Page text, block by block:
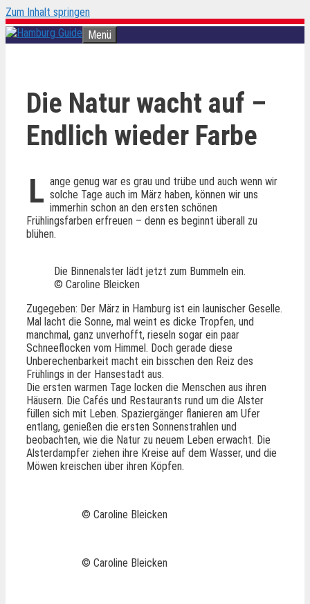
Zum Inhalt springen
Menü
Die Natur wacht auf –
Endlich wieder Farbe
L ange genug war es grau und trübe und auch wenn wir
solche Tage auch im März haben, können wir uns
immerhin schon an den ersten schönen
Frühlingsfarben erfreuen – denn es beginnt überall zu
blühen.
Die Binnenalster lädt jetzt zum Bummeln ein.
© Caroline Bleicken
Zugegeben: Der März in Hamburg ist ein launischer Geselle.
Mal lacht die Sonne, mal weint es dicke Tropfen, und
manchmal, ganz unverhofft, rieseln sogar ein paar
Schneeflocken vom Himmel. Doch gerade diese
Unberechenbarkeit macht ein bisschen den Reiz des
Frühlings in der Hansestadt aus.
Die ersten warmen Tage locken die Menschen aus ihren
Häusern. Die Cafés und Restaurants rund um die Alster
füllen sich mit Leben. Spaziergänger flanieren am Ufer
entlang, genießen die ersten Sonnenstrahlen und
beobachten, wie die Natur zu neuem Leben erwacht. Die
Alsterdampfer ziehen ihre Kreise auf dem Wasser, und die
Möwen kreischen über ihren Köpfen.
© Caroline Bleicken
© Caroline Bleicken